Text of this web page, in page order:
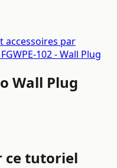
accessoires par
102 - Wall Plug
Wall Plug
ce tutoriel